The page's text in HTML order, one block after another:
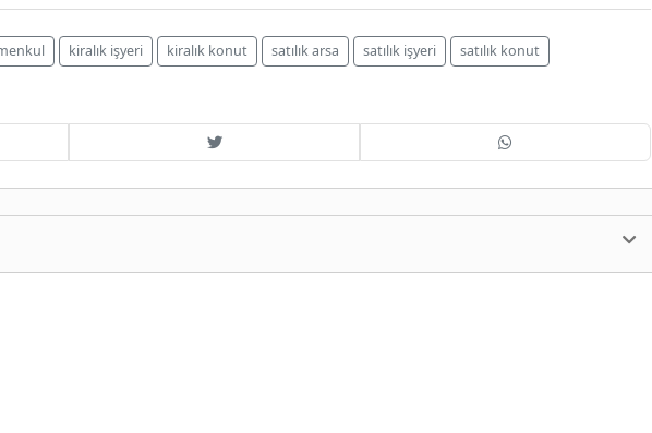
kiralık işyeri kiralık konut satılık arsa satılık işyeri satılık konut